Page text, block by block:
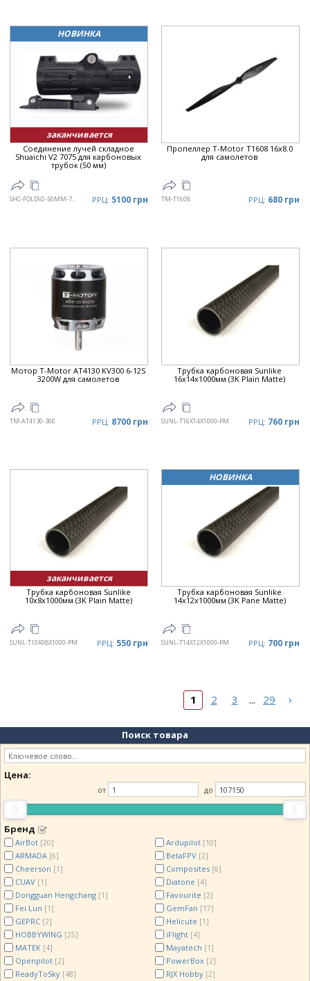
НОВИНКА
заканчивается
Соединение лучей складное
Shuaichi V2 7075 для карбоновых
трубок (50 мм)
SHC-FOLDV2-50MM-7075 РРЦ: 5100 грн
Пропеллер T-Motor T1608 16x8.0
для самолетов
TM-T1608 РРЦ: 680 грн
Мотор T-Motor AT4130 KV300 6-12S
3200W для самолетов
TM-AT4130-300 РРЦ: 8700 грн
Трубка карбоновая Sunlike
16x14x1000мм (3K Plain Matte)
SUNL-T16X14X1000-PM РРЦ: 760 грн
заканчивается
Трубка карбоновая Sunlike
10x8x1000мм (3K Plain Matte)
SUNL-T10X08X1000-PM РРЦ: 550 грн
НОВИНКА
Трубка карбоновая Sunlike
14x12x1000мм (3K Pane Matte)
SUNL-T14X12X1000-PM РРЦ: 700 грн
1 2 3 ... 29 ›
Поиск товара
Цена:
от до
Бренд
AirBot [20] Ardupilot [10]
ARMADA [6] BetaFPV [2]
Cheerson [1] Composites [6]
CUAV [1] Diatone [4]
Dongguan Hengchang [1] Favourite [2]
Fei Lun [1] GemFan [17]
GEPRC [2] Helicute [1]
HOBBYWING [25] iFlight [4]
MATEK [4] Mayatech [1]
Openpilot [2] PowerBox [2]
ReadyToSky [48] RJX Hobby [2]